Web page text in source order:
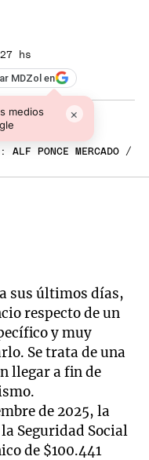
hs
MDZol en
medios
×
PONCE MERCADO /
sus últimos días,
respecto de un
y muy
Se trata de una
llegar a fin de
de 2025, la
Seguridad Social
de $100.441